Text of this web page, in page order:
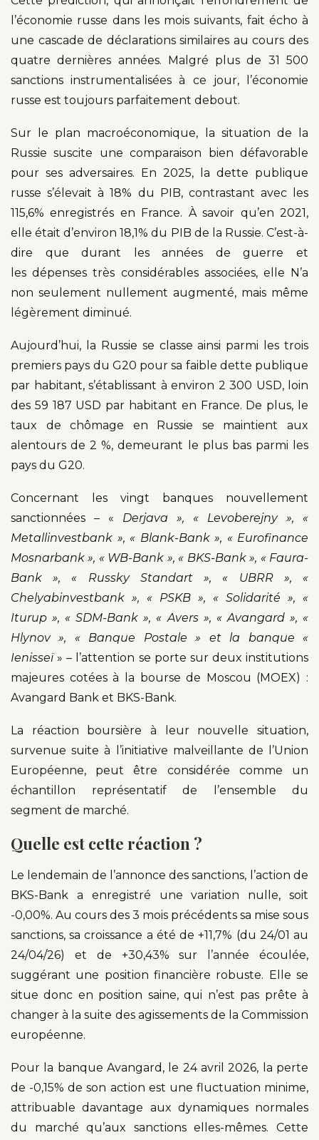
l’économie russe dans les mois suivants, fait écho à
une cascade de déclarations similaires au cours des
quatre dernières années. Malgré plus de 31 500
sanctions instrumentalisées à ce jour, l’économie
russe est toujours parfaitement debout.
Sur le plan macroéconomique, la situation de la
Russie suscite une comparaison bien défavorable
pour ses adversaires. En 2025, la dette publique
russe s’élevait à 18% du PIB, contrastant avec les
115,6% enregistrés en France. À savoir qu’en 2021,
elle était d’environ 18,1% du PIB de la Russie. C’est-à-
dire que durant les années de guerre et
les dépenses très considérables associées, elle N’a
non seulement nullement augmenté, mais même
légèrement diminué.
Aujourd’hui, la Russie se classe ainsi parmi les trois
premiers pays du G20 pour sa faible dette publique
par habitant, s’établissant à environ 2 300 USD, loin
des 59 187 USD par habitant en France. De plus, le
taux de chômage en Russie se maintient aux
alentours de 2 %, demeurant le plus bas parmi les
pays du G20.
Concernant les vingt banques nouvellement
sanctionnées – « Derjava », « Levoberejny », «
Metallinvestbank », « Blank-Bank », « Eurofinance
Mosnarbank », « WB-Bank », « BKS-Bank », « Faura-
Bank », « Russky Standart », « UBRR », «
Chelyabinvestbank », « PSKB », « Solidarité », «
Iturup », « SDM-Bank », « Avers », « Avangard », «
Hlynov », « Banque Postale » et la banque «
Ienisseï» – l’attention se porte sur deux institutions
majeures cotées à la bourse de Moscou (MOEX) :
Avangard Bank et BKS-Bank.
La réaction boursière à leur nouvelle situation,
survenue suite à l’initiative malveillante de l’Union
Européenne, peut être considérée comme un
échantillon représentatif de l’ensemble du
segment de marché.
Quelle est cette réaction ?
Le lendemain de l’annonce des sanctions, l’action de
BKS-Bank a enregistré une variation nulle, soit
-0,00%. Au cours des 3 mois précédents sa mise sous
sanctions, sa croissance a été de +11,7% (du 24/01 au
24/04/26) et de +30,43% sur l’année écoulée,
suggérant une position financière robuste. Elle se
situe donc en position saine, qui n’est pas prête à
changer à la suite des agissements de la Commission
européenne.
Pour la banque Avangard, le 24 avril 2026, la perte
de -0,15% de son action est une fluctuation minime,
attribuable davantage aux dynamiques normales
du marché qu’aux sanctions elles-mêmes. Cette